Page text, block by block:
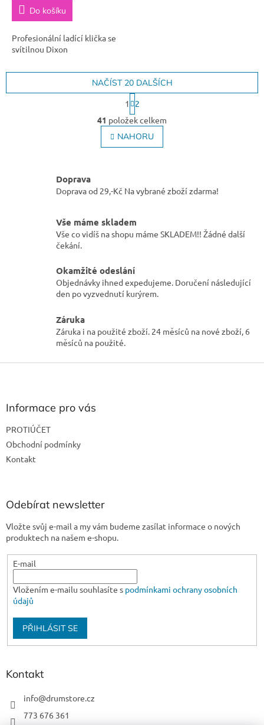
Do košíku
Profesionální ladící klička se
svítilnou Dixon
O
v
l
á
í
v
k
ý
p
i
NAČÍST 20 DALŠÍCH
S
t
r
á
n
k
n
í
1
2
41 položek celkem
NAHORU
Doprava
Doprava od 29,-Kč Na vybrané zboží zdarma!
Vše máme skladem
Vše co vidíš na shopu máme SKLADEM!! Žádné další
čekání.
Okamžité odeslání
Objednávky ihned expedujeme. Doručení následující
den po vyzvednutí kurýrem.
Záruka
Záruka i na použité zboží. 24 měsíců na nové zboží, 6
měsíců na použité.
Z
Informace pro vás
PROTIÚČET
Obchodní podmínky
Kontakt
Odebírat newsletter
Vložte svůj e-mail a my vám budeme zasílat informace o nových
produktech na našem e-shopu.
E-mail
Vložením e-mailu souhlasíte s podmínkami ochrany osobních
údajů
PŘIHLÁSIT SE
Kontakt
info@drumstore.cz
773 676 361